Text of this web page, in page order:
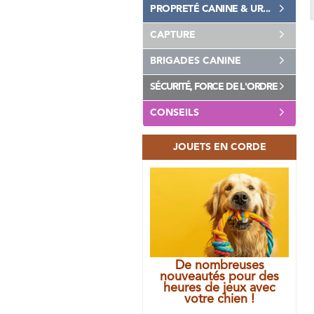
PROPRETÉ CANINE & UR...
CAPTURE
BRIGADES CANINE
SÉCURITÉ, FORCE DE L'ORDRE
CONSEILS
JOUETS EN CORDE
De nombreuses
nouveautés pour des
heures de jeux avec
votre chien !